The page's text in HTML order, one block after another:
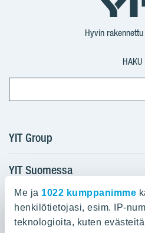
Me ja 1022 kumppanimme
henkilötietojasi, esim. IP-
teknologioita, kuten
Suomi
Hyvin
HAKU
YIT Group
Tietoa YIT:stä
Töihin meille
Sijoittajat
Projektit
YIT Suomessa
Myytävät asunnot
Vuokrattavat toimitilat
YIT:n pääkonttori
Panuntie 11, PL 36, 00620 Helsinki